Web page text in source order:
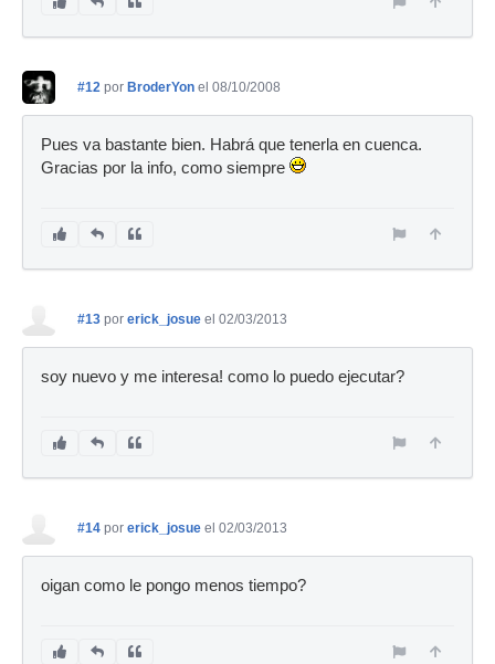
#12 por BroderYon el 08/10/2008
Pues va bastante bien. Habrá que tenerla en cuenca.
Gracias por la info, como siempre
#13 por erick_josue el 02/03/2013
soy nuevo y me interesa! como lo puedo ejecutar?
#14 por erick_josue el 02/03/2013
oigan como le pongo menos tiempo?